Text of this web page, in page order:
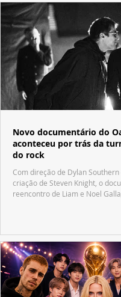
Novo documentário do
aconteceu por trás da
do rock
Com direção de Dylan Southern
criação de Steven Knight, o
reencontro de Liam e Noel